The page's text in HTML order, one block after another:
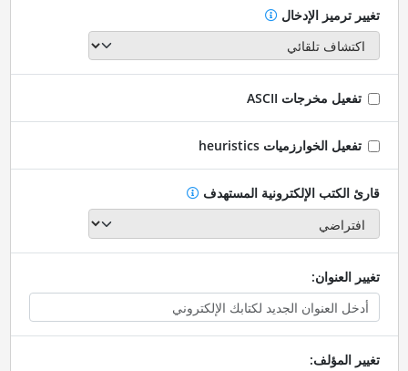
تغيير ترميز الإدخال
تفعيل مخرجات ASCII
تفعيل الخوارزميات heuristics
قارئ الكتب الإلكترونية المستهدف
تغيير العنوان:
تغيير المؤلف: